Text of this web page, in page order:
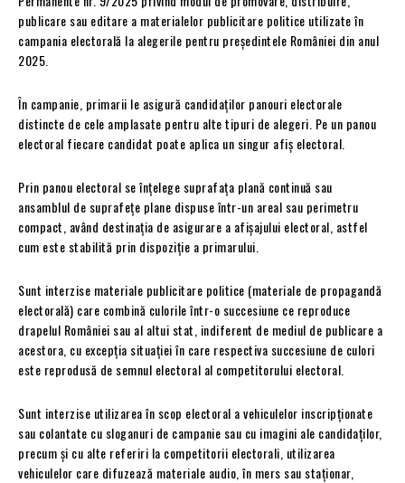
publicare sau editare a materialelor publicitare politice utilizate în
campania electorală la alegerile pentru președintele României din anul
2025.
În campanie, primarii le asigură candidaților panouri electorale
distincte de cele amplasate pentru alte tipuri de alegeri. Pe un panou
electoral fiecare candidat poate aplica un singur afiș electoral.
Prin panou electoral se înțelege suprafața plană continuă sau
ansamblul de suprafețe plane dispuse într-un areal sau perimetru
compact, având destinația de asigurare a afișajului electoral, astfel
cum este stabilită prin dispoziție a primarului.
Sunt interzise materiale publicitare politice (materiale de propagandă
electorală) care combină culorile într-o succesiune ce reproduce
drapelul României sau al altui stat, indiferent de mediul de publicare a
acestora, cu excepția situației în care respectiva succesiune de culori
este reprodusă de semnul electoral al competitorului electoral.
Sunt interzise utilizarea în scop electoral a vehiculelor inscripționate
sau colantate cu sloganuri de campanie sau cu imagini ale candidaților,
precum și cu alte referiri la competitorii electorali, utilizarea
vehiculelor care difuzează materiale audio, în mers sau staționar,